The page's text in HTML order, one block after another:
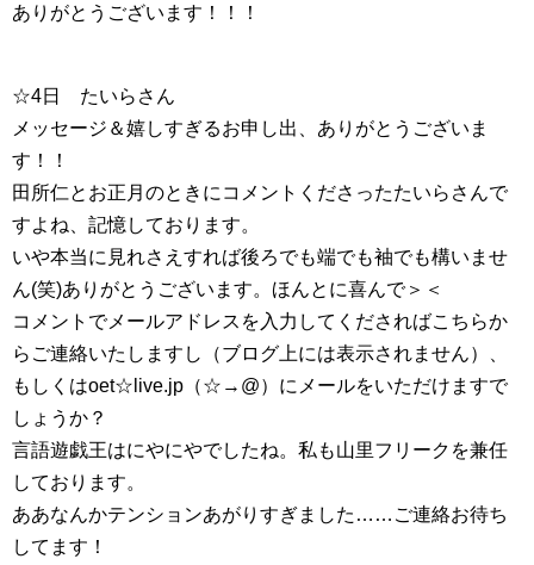
ありがとうございます！！！
☆4日 たいらさん
メッセージ＆嬉しすぎるお申し出、ありがとうございま
す！！
田所仁とお正月のときにコメントくださったたいらさんで
すよね、記憶しております。
いや本当に見れさえすれば後ろでも端でも袖でも構いませ
ん(笑)ありがとうございます。ほんとに喜んで＞＜
コメントでメールアドレスを入力してくださればこちらか
らご連絡いたしますし（ブログ上には表示されません）、
もしくはoet☆live.jp（☆→@）にメールをいただけますで
しょうか？
言語遊戯王はにやにやでしたね。私も山里フリークを兼任
しております。
ああなんかテンションあがりすぎました……ご連絡お待ち
してます！